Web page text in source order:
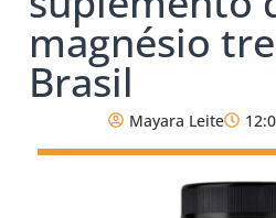
magnésio
Brasil
Mayara Leite